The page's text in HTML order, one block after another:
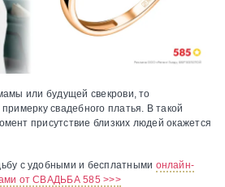
или будущей свекрови, то
свадебного платья. В такой
присутствие близких людей окажется
с удобными и бесплатными онлайн-
от СВАДЬБА 585 >>>